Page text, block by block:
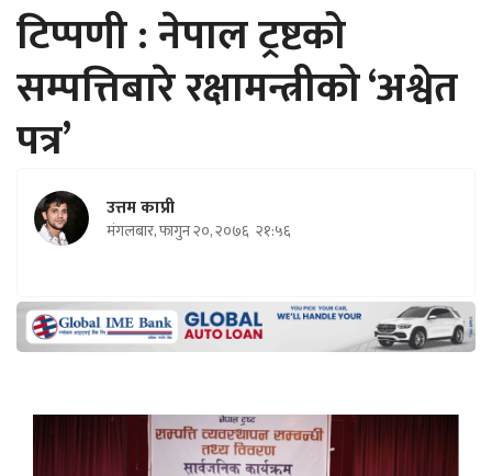
टिप्पणी : नेपाल ट्रष्टको
सम्पत्तिबारे रक्षामन्त्रीको ‘अश्वेत
पत्र’
उत्तम काप्री
मंगलबार, फागुन २०, २०७६ २१:५६